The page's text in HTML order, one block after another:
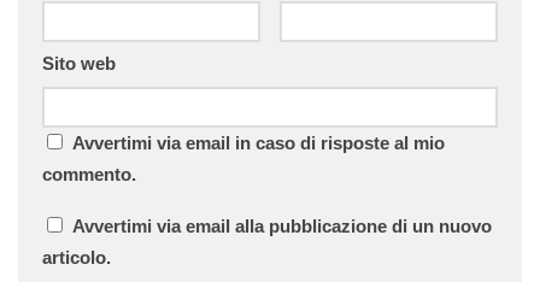
Sito web
Avvertimi via email in caso di risposte al mio
commento.
Avvertimi via email alla pubblicazione di un nuovo
articolo.